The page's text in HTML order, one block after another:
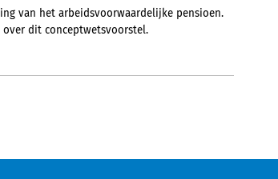
van het arbeidsvoorwaardelijke pensioen.
over dit conceptwetsvoorstel.